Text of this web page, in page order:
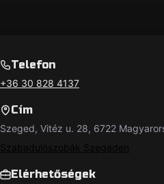
Telefon
+36 30 828 4137
Cím
Szeged, Vitéz u. 28, 6722
Szabadulószobák Szegeden
Elérhetőségek